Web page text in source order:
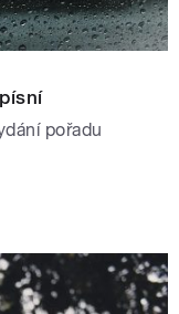
pořadu